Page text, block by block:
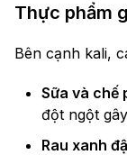
Thực phẩm
Bên cạnh kali,
Sữa và chế
đột ngột
Rau xanh